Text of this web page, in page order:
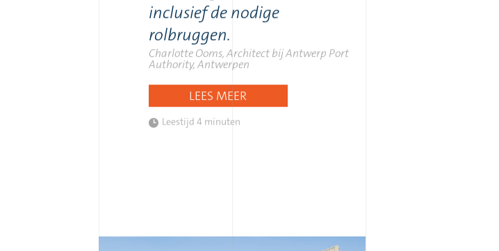
inclusief de nodige
rolbruggen.
Charlotte Ooms, Architect bij Antwerp Port
Authority, Antwerpen
LEES MEER
Leestijd 4 minuten